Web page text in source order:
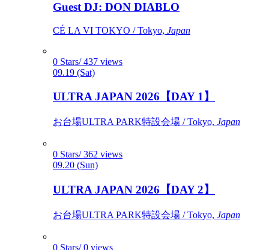
Guest DJ: DON DIABLO
CÉ LA VI TOKYO / Tokyo, Japan
0 Stars/ 437 views
09.19 (Sat)
ULTRA JAPAN 2026【DAY 1】
お台場ULTRA PARK特設会場 / Tokyo, Japan
0 Stars/ 362 views
09.20 (Sun)
ULTRA JAPAN 2026【DAY 2】
お台場ULTRA PARK特設会場 / Tokyo, Japan
0 Stars/ 0 views